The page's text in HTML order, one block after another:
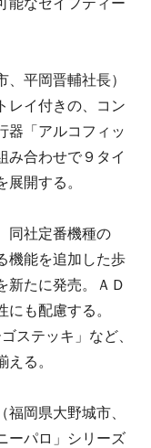
能なセイフティー
平岡晋輔社長）
レイ付きの、コン
器「アルコフィッ
み合わせで９タイ
開する。
同社定番機種の
機能を追加した歩
新たに発売。ＡＤ
にも配慮する。
ステッキ」など、
る。
岡県大野城市、
ーパロ」シリーズ